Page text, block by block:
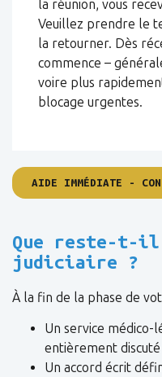
la réunion, vous
Veuillez prendre le
la retourner. Dès
commence –
voire plus
blocage urgentes.
AIDE IMMÉDIATE -
Que reste-t-
judiciaire ?
À la fin de la phase de
Un service
entièrement
Un accord écrit